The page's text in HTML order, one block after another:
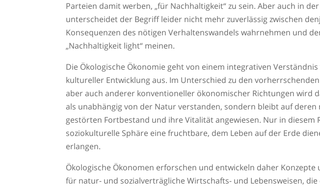
Parteien damit werben, „für Nachhaltigkeit“ zu sein. Aber auch in
unterscheidet der Begriff leider nicht mehr zuverlässig zwischen
Konsequenzen des nötigen Verhaltenswandels wahrnehmen und
„Nachhaltigkeit light“ meinen.
Die Ökologische Ökonomie geht von einem integrativen
kultureller Entwicklung aus. Im Unterschied zu den
aber auch anderer konventioneller ökonomischer Richtungen wird
als unabhängig von der Natur verstanden, sondern bleibt auf deren
gestörten Fortbestand und ihre Vitalität angewiesen. Nur in diesem
soziokulturelle Sphäre eine fruchtbare, dem Leben auf der Erde
erlangen.
Ökologische Ökonomen erforschen und entwickeln daher Konzepte
für natur- und sozialverträgliche Wirtschafts- und Lebensweisen,